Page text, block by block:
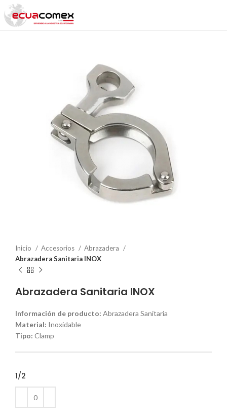
Inicio Accesorios
Abrazadera
Abrazadera Sanitaria INOX
Abrazadera Sanitaria INOX
Información de producto: Abrazadera Sanitaria
Material: Inoxidable
Tipo: Clamp
1/2